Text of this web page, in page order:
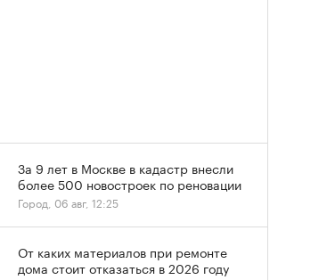
За 9 лет в Москве в кадастр внесли
более 500 новостроек по реновации
Город, 06 авг, 12:25
От каких материалов при ремонте
дома стоит отказаться в 2026 году